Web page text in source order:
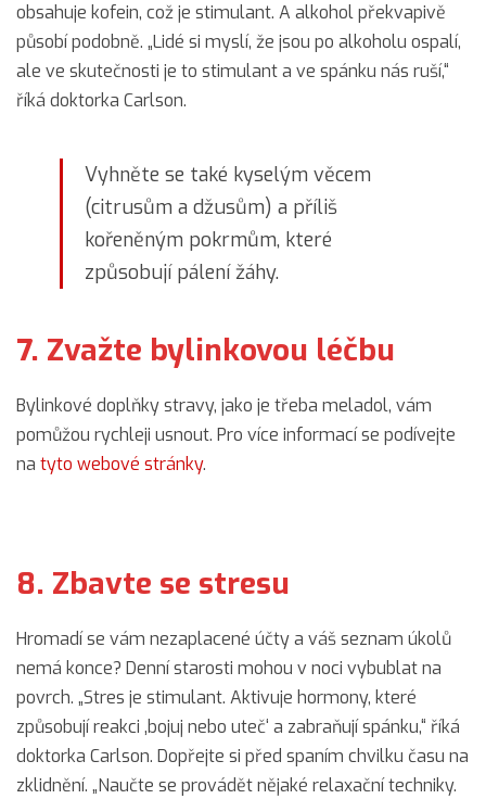
obsahuje kofein, což je stimulant. A alkohol překvapivě
působí podobně. „Lidé si myslí, že jsou po alkoholu ospalí,
ale ve skutečnosti je to stimulant a ve spánku nás ruší,“
říká doktorka Carlson.
Vyhněte se také kyselým věcem
(citrusům a džusům) a příliš
kořeněným pokrmům, které
způsobují pálení žáhy.
7. Zvažte bylinkovou léčbu
Bylinkové doplňky stravy, jako je třeba meladol, vám
pomůžou rychleji usnout. Pro více informací se podívejte
na tyto webové stránky.
8. Zbavte se stresu
Hromadí se vám nezaplacené účty a váš seznam úkolů
nemá konce? Denní starosti mohou v noci vybublat na
povrch. „Stres je stimulant. Aktivuje hormony, které
způsobují reakci ‚bojuj nebo uteč‘ a zabraňují spánku,“ říká
doktorka Carlson. Dopřejte si před spaním chvilku času na
zklidnění. „Naučte se provádět nějaké relaxační techniky.